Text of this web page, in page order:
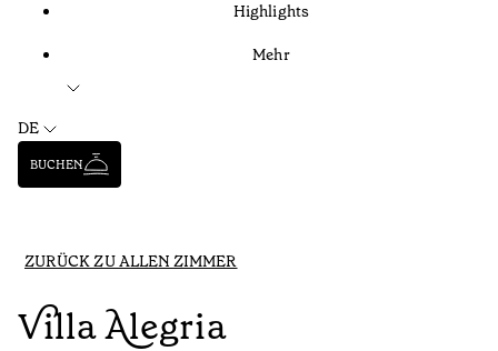
Highlights
Mehr
DE
BUCHEN
ZURÜCK ZU ALLEN ZIMMER
Villa Alegria